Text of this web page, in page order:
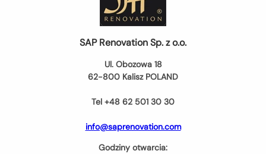
SAP Renovation Sp. z o.o.
Ul. Obozowa 18
62-800 Kalisz POLAND
Tel +48 62 501 30 30
info@saprenovation.com
Godziny otwarcia: